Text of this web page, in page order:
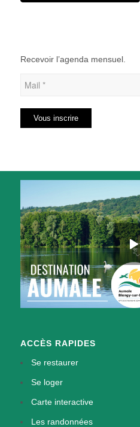
Recevoir l’agenda mensuel.
ACCÈS RAPIDES
Se restaurer
Se loger
Carte interactive
Les randonnées